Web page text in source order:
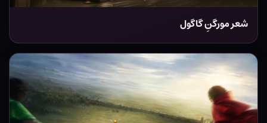
شعر مورگنِ گاگول